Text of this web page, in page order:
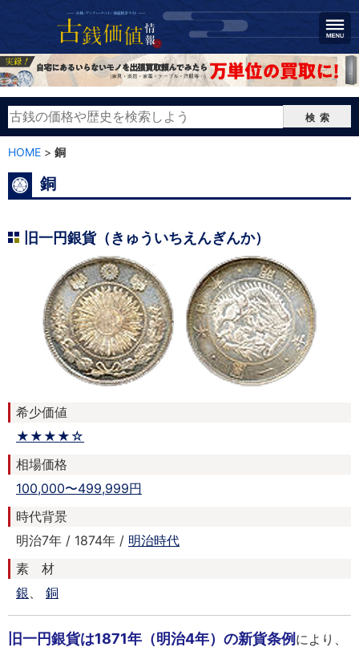
検索
HOME > 銅
銅
旧一円銀貨（きゅういちえんぎんか）
希少価値
★★★★☆
相場価格
100,000〜499,999円
時代背景
明治7年 / 1874年 / 明治時代
素 材
銀、 銅
旧一円銀貨は1871年（明治4年）の新貨条例 により、